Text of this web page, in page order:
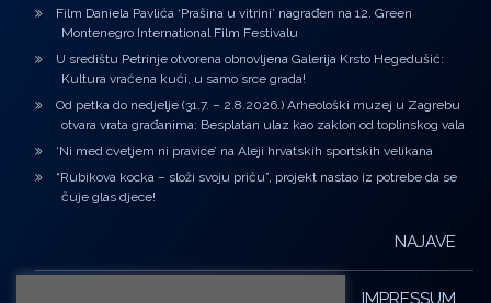
Film Daniela Pavlića ‘Prašina u vitrini’ nagrađen na 12. Green
Montenegro International Film Festivalu
U središtu Petrinje otvorena obnovljena Galerija Krsto Hegedušić:
Kultura vraćena kući, u samo srce grada!
Od petka do nedjelje (31.7. – 2.8.2026.) Arheološki muzej u Zagrebu
otvara vrata građanima: Besplatan ulaz kao zaklon od toplinskog vala
‘Ni med cvetjem ni pravice’ na Aleji hrvatskih sportskih velikana
“Rubikova kocka – složi svoju priču”, projekt nastao iz potrebe da se
čuje glas djece!
NAJAVE
IMPRESSUM